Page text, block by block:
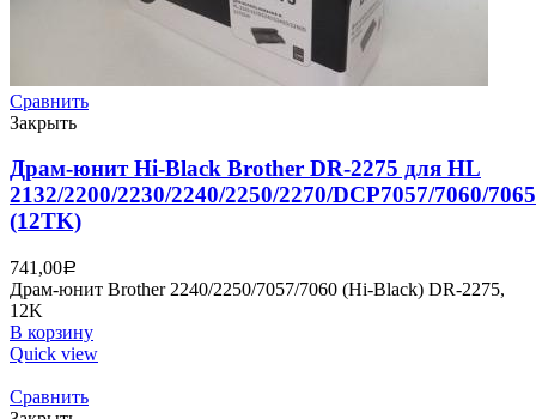
Сравнить
Закрыть
Драм-юнит Нi-Black Brother DR-2275 для HL
2132/2200/2230/2240/2250/2270/DCP7057/7060/7065
(12TK)
741,00Р
Драм-юнит Brother 2240/2250/7057/7060 (Нi-Black) DR-2275,
12K
В корзину
Quick view
Сравнить